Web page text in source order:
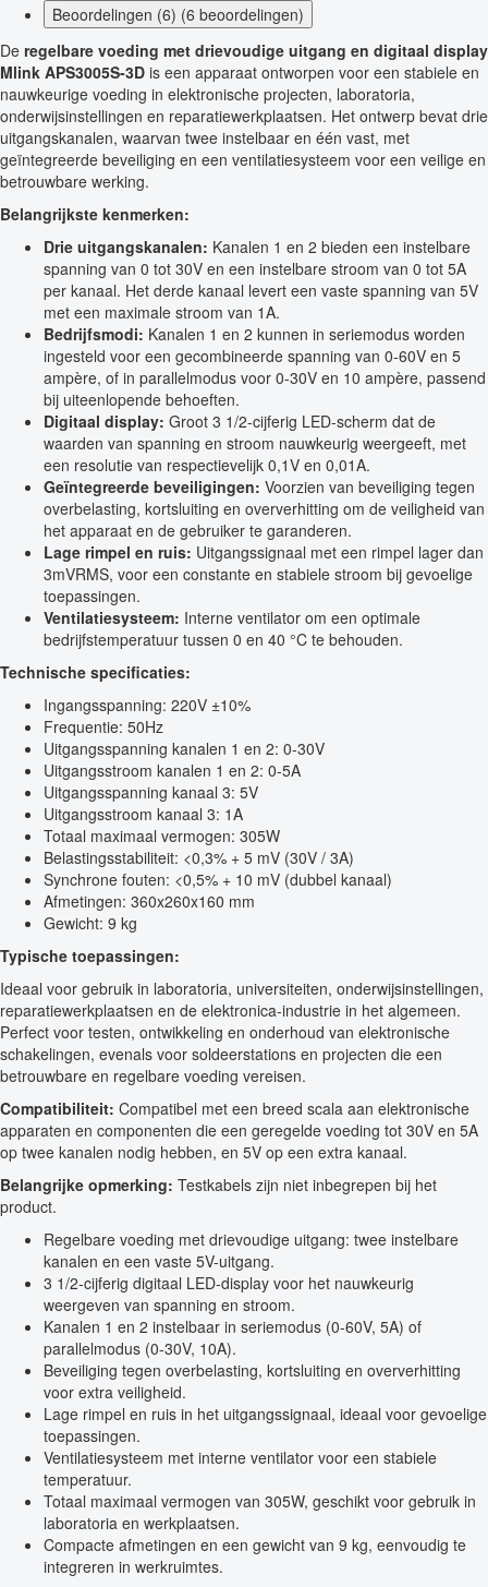
Beoordelingen (6) (6 beoordelingen)
De regelbare voeding met drievoudige uitgang en digitaal display
Mlink APS3005S-3D is een apparaat ontworpen voor een stabiele en
nauwkeurige voeding in elektronische projecten, laboratoria,
onderwijsinstellingen en reparatiewerkplaatsen. Het ontwerp bevat drie
uitgangskanalen, waarvan twee instelbaar en één vast, met
geïntegreerde beveiliging en een ventilatiesysteem voor een veilige en
betrouwbare werking.
Belangrijkste kenmerken:
Drie uitgangskanalen: Kanalen 1 en 2 bieden een instelbare
spanning van 0 tot 30V en een instelbare stroom van 0 tot 5A
per kanaal. Het derde kanaal levert een vaste spanning van 5V
met een maximale stroom van 1A.
Bedrijfsmodi: Kanalen 1 en 2 kunnen in seriemodus worden
ingesteld voor een gecombineerde spanning van 0-60V en 5
ampère, of in parallelmodus voor 0-30V en 10 ampère, passend
bij uiteenlopende behoeften.
Digitaal display: Groot 3 1/2-cijferig LED-scherm dat de
waarden van spanning en stroom nauwkeurig weergeeft, met
een resolutie van respectievelijk 0,1V en 0,01A.
Geïntegreerde beveiligingen: Voorzien van beveiliging tegen
overbelasting, kortsluiting en oververhitting om de veiligheid van
het apparaat en de gebruiker te garanderen.
Lage rimpel en ruis: Uitgangssignaal met een rimpel lager dan
3mVRMS, voor een constante en stabiele stroom bij gevoelige
toepassingen.
Ventilatiesysteem: Interne ventilator om een optimale
bedrijfstemperatuur tussen 0 en 40 °C te behouden.
Technische specificaties:
Ingangsspanning: 220V ±10%
Frequentie: 50Hz
Uitgangsspanning kanalen 1 en 2: 0-30V
Uitgangsstroom kanalen 1 en 2: 0-5A
Uitgangsspanning kanaal 3: 5V
Uitgangsstroom kanaal 3: 1A
Totaal maximaal vermogen: 305W
Belastingsstabiliteit: <0,3% + 5 mV (30V / 3A)
Synchrone fouten: <0,5% + 10 mV (dubbel kanaal)
Afmetingen: 360x260x160 mm
Gewicht: 9 kg
Typische toepassingen:
Ideaal voor gebruik in laboratoria, universiteiten, onderwijsinstellingen,
reparatiewerkplaatsen en de elektronica-industrie in het algemeen.
Perfect voor testen, ontwikkeling en onderhoud van elektronische
schakelingen, evenals voor soldeerstations en projecten die een
betrouwbare en regelbare voeding vereisen.
Compatibiliteit: Compatibel met een breed scala aan elektronische
apparaten en componenten die een geregelde voeding tot 30V en 5A
op twee kanalen nodig hebben, en 5V op een extra kanaal.
Belangrijke opmerking: Testkabels zijn niet inbegrepen bij het
product.
Regelbare voeding met drievoudige uitgang: twee instelbare
kanalen en een vaste 5V-uitgang.
3 1/2-cijferig digitaal LED-display voor het nauwkeurig
weergeven van spanning en stroom.
Kanalen 1 en 2 instelbaar in seriemodus (0-60V, 5A) of
parallelmodus (0-30V, 10A).
Beveiliging tegen overbelasting, kortsluiting en oververhitting
voor extra veiligheid.
Lage rimpel en ruis in het uitgangssignaal, ideaal voor gevoelige
toepassingen.
Ventilatiesysteem met interne ventilator voor een stabiele
temperatuur.
Totaal maximaal vermogen van 305W, geschikt voor gebruik in
laboratoria en werkplaatsen.
Compacte afmetingen en een gewicht van 9 kg, eenvoudig te
integreren in werkruimtes.